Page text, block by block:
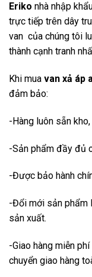
Eriko nhà nhập
trực tiếp trên dây
van của chúng tôi
thành cạnh tranh
Khi mua van xả áp
đảm bảo:
-Hàng luôn sẵn
-Sản phẩm đầy đủ
-Được bảo hành
-Đổi mới sản phẩm
sản xuất.
-Giao hàng miễn
chuyển giao hàng